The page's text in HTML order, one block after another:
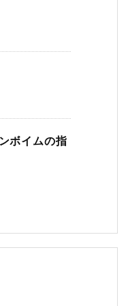
ボイムの指